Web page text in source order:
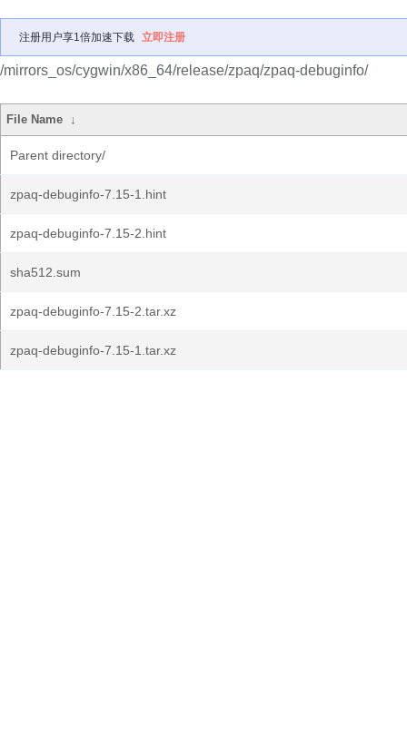
注册用户享1倍加速下载 立即注册
/mirrors_os/cygwin/x86_64/release/zpaq/zpaq-debuginfo/
File Name ↓
Parent directory/
zpaq-debuginfo-7.15-1.hint
zpaq-debuginfo-7.15-2.hint
sha512.sum
zpaq-debuginfo-7.15-2.tar.xz
zpaq-debuginfo-7.15-1.tar.xz